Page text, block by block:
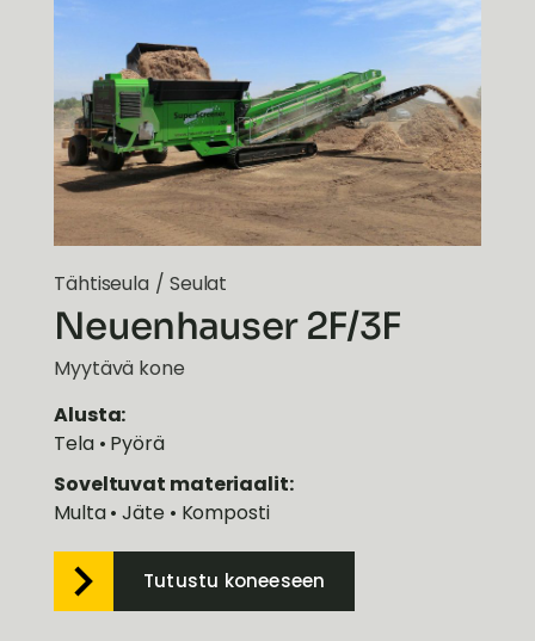
Tähtiseula / Seulat
Neuenhauser 2F/3F
Myytävä kone
Alusta:
Tela • Pyörä
Soveltuvat materiaalit:
Multa • Jäte • Komposti
Tutustu koneeseen